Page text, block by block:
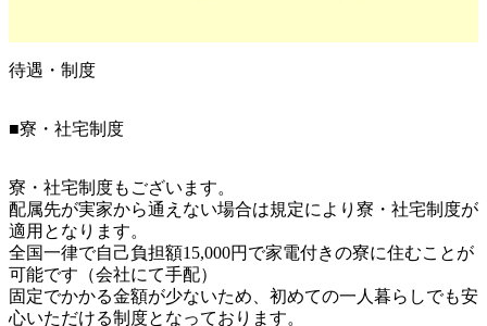
待遇・制度
■寮・社宅制度
寮・社宅制度もございます。
配属先が実家から通えない場合は規定により寮・社宅制度が
適用となります。
全国一律で自己負担額15,000円で家電付きの寮に住むことが
可能です（会社にて手配）
固定でかかる金額が少ないため、初めての一人暮らしでも安
心いただける制度となっております。